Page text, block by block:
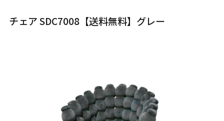
チェア SDC7008【送料無料】グレー